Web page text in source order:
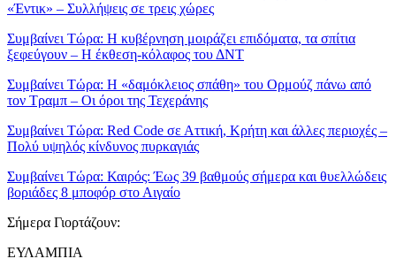
«Έντικ» – Συλλήψεις σε τρεις χώρες
Συμβαίνει Τώρα: Η κυβέρνηση μοιράζει επιδόματα, τα σπίτια
ξεφεύγουν – Η έκθεση-κόλαφος του ΔΝΤ
Συμβαίνει Τώρα: Η «δαμόκλειος σπάθη» του Ορμούζ πάνω από
τον Τραμπ – Οι όροι της Τεχεράνης
Συμβαίνει Τώρα: Red Code σε Αττική, Κρήτη και άλλες περιοχές –
Πολύ υψηλός κίνδυνος πυρκαγιάς
Συμβαίνει Τώρα: Καιρός: Έως 39 βαθμούς σήμερα και θυελλώδεις
βοριάδες 8 μποφόρ στο Αιγαίο
Σήμερα Γιορτάζουν:
ΕΥΛΑΜΠΙΑ